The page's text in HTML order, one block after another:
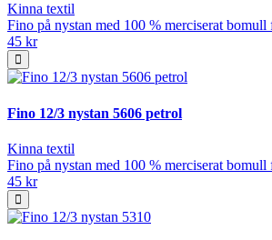
Kinna textil
Fino på nystan med 100 % merciserat
45 kr
Fino 12/3 nystan 5606 petrol
Kinna textil
Fino på nystan med 100 % merciserat
45 kr